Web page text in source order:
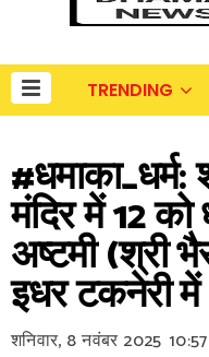
TRENDING
#धमाका_धर्म:
मंदिर में 12
अष्टमी (श्री
इधर टकनेरी
शनिवार, 8 नवंबर 2025